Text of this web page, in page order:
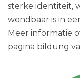
sterke identiteit,
wendbaar is in
Meer informatie
pagina bildung